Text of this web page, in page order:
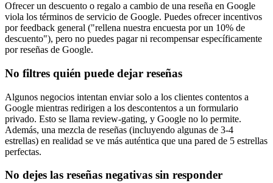
Ofrecer un descuento o regalo a cambio de una reseña en Google
viola los términos de servicio de Google. Puedes ofrecer incentivos
por feedback general ("rellena nuestra encuesta por un 10% de
descuento"), pero no puedes pagar ni recompensar específicamente
por reseñas de Google.
No filtres quién puede dejar reseñas
Algunos negocios intentan enviar solo a los clientes contentos a
Google mientras redirigen a los descontentos a un formulario
privado. Esto se llama review-gating, y Google no lo permite.
Además, una mezcla de reseñas (incluyendo algunas de 3-4
estrellas) en realidad se ve más auténtica que una pared de 5 estrellas
perfectas.
No dejes las reseñas negativas sin responder